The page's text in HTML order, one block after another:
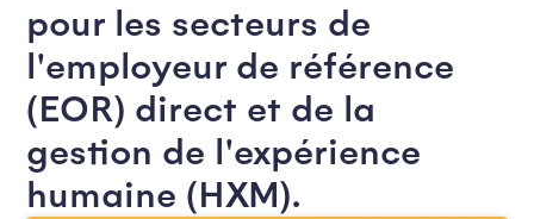
pour les secteurs de
l'employeur de référence
(EOR) direct et de la
gestion de l'expérience
humaine (HXM).